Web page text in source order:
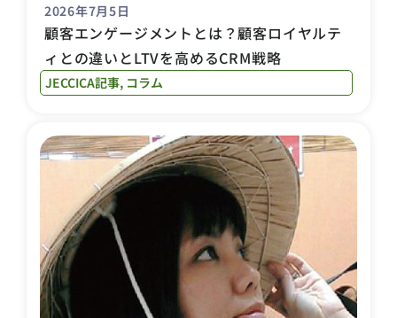
2026年7月5日
顧客エンゲージメントとは？顧客ロイヤルテ
ィとの違いとLTVを高めるCRM戦略
JECCICA記事, コラム